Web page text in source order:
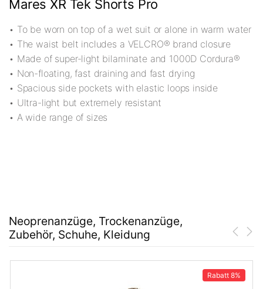
Mares XR Tek Shorts Pro
• To be worn on top of a wet suit or alone in warm water
• The waist belt includes a VELCRO® brand closure
• Made of super-light bilaminate and 1000D Cordura®
• Non-floating, fast draining and fast drying
• Spacious side pockets with elastic loops inside
• Ultra-light but extremely resistant
• A wide range of sizes
Neoprenanzüge, Trockenanzüge,
Zubehör, Schuhe, Kleidung
Rabatt 8%